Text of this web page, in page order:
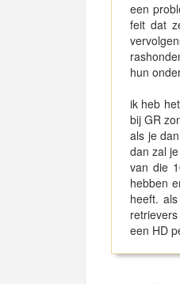
een
feit dat
hun
ik heb
bij GR
als je
dan zal
van die
hebben
heeft.
een HD